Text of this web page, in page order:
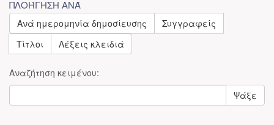
ΠΛΟΉΓΗΣΗ ΑΝΆ
Ανά ημερομηνία δημοσίευσης
Συγγραφείς
Τίτλοι
Λέξεις κλειδιά
Αναζήτηση κειμένου:
Ψάξε